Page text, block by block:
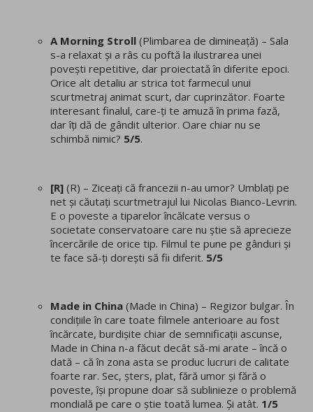
A Morning Stroll (Plimbarea de dimineață) – Sala
s-a relaxat și a râs cu poftă la ilustrarea unei
povești repetitive, dar proiectată în diferite epoci.
Orice alt detaliu ar strica tot farmecul unui
scurtmetraj animat scurt, dar cuprinzător. Foarte
interesant finalul, care-ți te amuză în prima fază,
dar îți dă de gândit ulterior. Oare chiar nu se
schimbă nimic? 5/5.
[R] (R) – Ziceați că francezii n-au umor? Umblați pe
net și căutați scurtmetrajul lui Nicolas Bianco-Levrin.
E o poveste a tiparelor încălcate versus o
societate conservatoare care nu știe să aprecieze
încercările de orice tip. Filmul te pune pe gânduri și
te face să-ți dorești să fii diferit. 5/5
Made in China (Made in China) – Regizor bulgar. În
condițiile în care toate filmele anterioare au fost
încărcate, burdișite chiar de semnificații ascunse,
Made in China n-a făcut decât să-mi arate – încă o
dată – că în zona asta se produc lucruri de calitate
foarte rar. Sec, șters, plat, fără umor și fără o
poveste, își propune doar să sublinieze o problemă
mondială pe care o știe toată lumea. Și atât. 1/5